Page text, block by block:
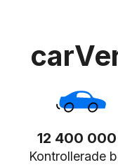
12 400
Kontrollerade